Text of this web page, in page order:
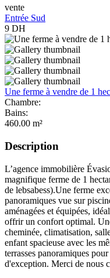
vente
Entrée Sud
9 DH
Une ferme à vendre de 1
Chambre:
Bains:
460.00 m²
Description
L’agence immobilière
magnifique ferme de 1
de lebsabess).Une ferme
panoramiques vue sur
aménagées et équipées,
offrir un confort optimal.
cheminée, climatisation,
enfant spacieuse avec les
terrasses panoramiques
d'exception. Merci de nous